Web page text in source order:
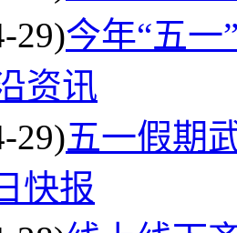
29)今年“五
资讯
29)五一假期
快报